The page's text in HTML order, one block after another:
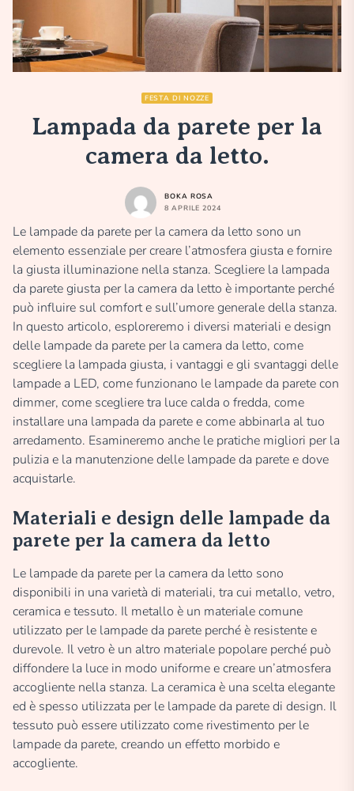
FESTA DI NOZZE
Lampada da parete per la
camera da letto.
BOKA ROSA
8 APRILE 2024
Le lampade da parete per la camera da letto sono un
elemento essenziale per creare l’atmosfera giusta e fornire
la giusta illuminazione nella stanza. Scegliere la lampada
da parete giusta per la camera da letto è importante perché
può influire sul comfort e sull’umore generale della stanza.
In questo articolo, esploreremo i diversi materiali e design
delle lampade da parete per la camera da letto, come
scegliere la lampada giusta, i vantaggi e gli svantaggi delle
lampade a LED, come funzionano le lampade da parete con
dimmer, come scegliere tra luce calda o fredda, come
installare una lampada da parete e come abbinarla al tuo
arredamento. Esamineremo anche le pratiche migliori per la
pulizia e la manutenzione delle lampade da parete e dove
acquistarle.
Materiali e design delle lampade da
parete per la camera da letto
Le lampade da parete per la camera da letto sono
disponibili in una varietà di materiali, tra cui metallo, vetro,
ceramica e tessuto. Il metallo è un materiale comune
utilizzato per le lampade da parete perché è resistente e
durevole. Il vetro è un altro materiale popolare perché può
diffondere la luce in modo uniforme e creare un’atmosfera
accogliente nella stanza. La ceramica è una scelta elegante
ed è spesso utilizzata per le lampade da parete di design. Il
tessuto può essere utilizzato come rivestimento per le
lampade da parete, creando un effetto morbido e
accogliente.